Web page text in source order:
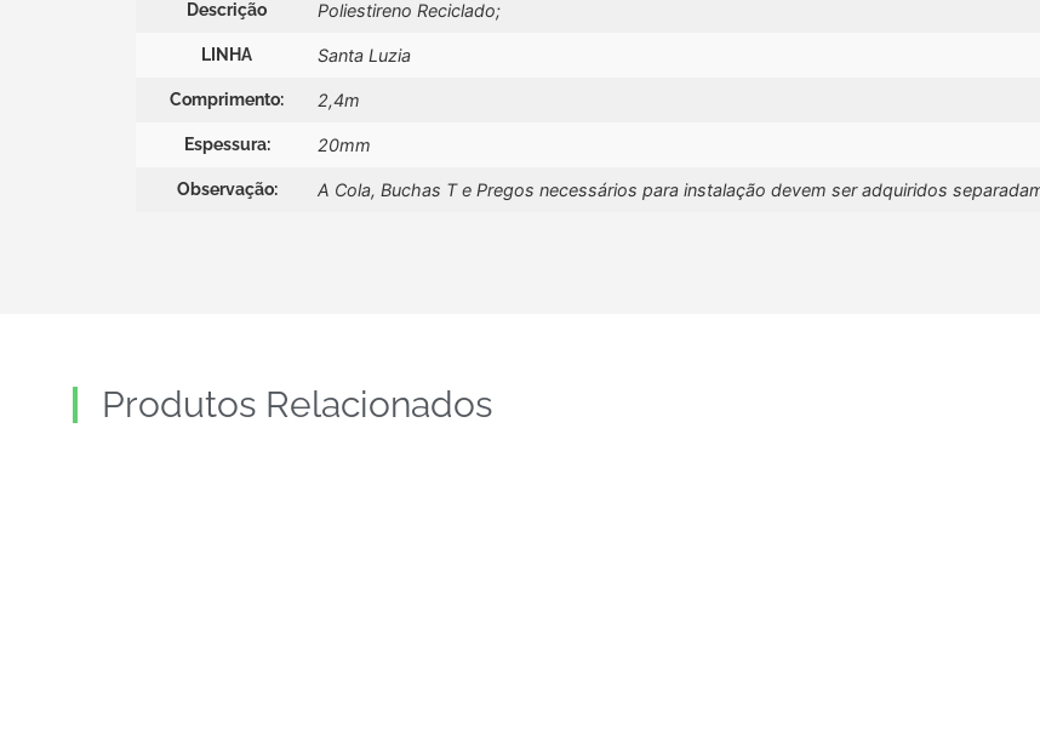
Descrição Poliestireno Reciclado;
LINHA Santa Luzia
Comprimento: 2,4m
Espessura: 20mm
Observação: A Cola, Buchas T e Pregos necessários para instalação devem ser adquiridos
Produtos Relacionados